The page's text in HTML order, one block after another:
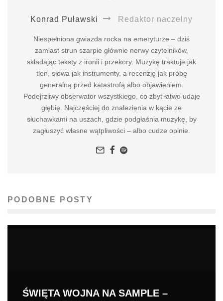
Konrad Puławski Redaktor naczelny
Niespełniona gwiazda rocka na emeryturze – dziś
zamiast strun szarpie głównie nerwy czytelników,
składając teksty z ironii i przekory. Muzykę traktuje jak
tlen, słowa jak instrumenty, a recenzję jak próbę
generalną przed katastrofą albo objawieniem.
Podejrzliwy obserwator wszystkiego, co zbyt łatwo udaje
głębię. Najczęściej do znalezienia w kącie ze
słuchawkami na uszach, gdzie podgłaśnia muzykę, by
zagłuszyć własne wątpliwości – albo cudze opinie.
PODOBNE POSTY
ŚWIĘTA WOJNA NA SAMPLE –